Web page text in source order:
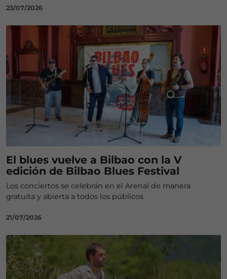
23/07/2026
El blues vuelve a Bilbao con la V
edición de Bilbao Blues Festival
Los conciertos se celebrán en el Arenal de manera
gratuita y abierta a todos los públicos
21/07/2026